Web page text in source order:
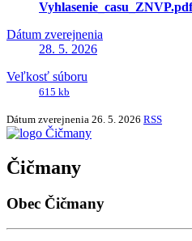
Vyhlasenie_casu_ZNVP.pdf
Dátum zverejnenia
28. 5. 2026
Veľkosť súboru
615 kb
Dátum zverejnenia 26. 5. 2026 RSS
Čičmany
Obec Čičmany